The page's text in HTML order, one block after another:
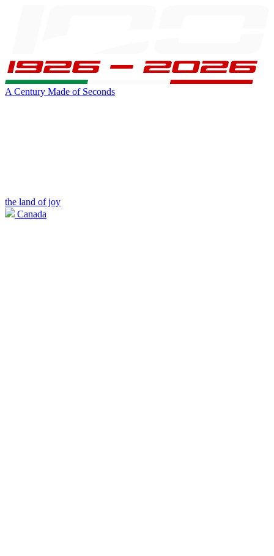
A Century Made of Seconds
the land of joy
Canada